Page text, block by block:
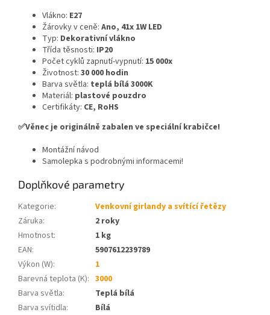
Vlákno: E27
Žárovky v ceně: Ano, 41x 1W LED
Typ: Dekorativní vlákno
Třída těsnosti: IP20
Počet cyklů zapnutí-vypnutí: 15 000x
Životnost: 30 000 hodin
Barva světla: teplá bílá 3000K
Materiál: plastové pouzdro
Certifikáty: CE, RoHS
✅Věnec je originálně zabalen ve speciální krabičce!
Montážní návod
Samolepka s podrobnými informacemi!
Doplňkové parametry
Kategorie:
Venkovní girlandy a svítící řetězy
Záruka:
2 roky
Hmotnost:
1 kg
EAN:
5907612239789
Výkon (W):
1
Barevná teplota (K): 3000
Barva světla:
Teplá bílá
Barva svítidla:
Bílá